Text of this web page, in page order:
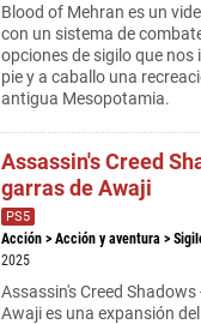
Blood of Mehran es un
con un sistema de
opciones de sigilo que nos
pie y a caballo una
antigua Mesopotamia.
Assassin's Creed
garras de Awaji
PS5
Acción > Acción y aventura >
2025
Assassin's Creed
Awaji es una expansión